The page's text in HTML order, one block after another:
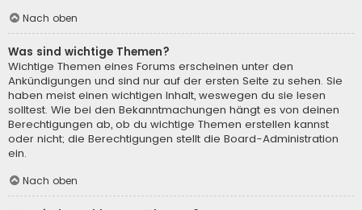
Nach oben
Was sind wichtige Themen?
Wichtige Themen eines Forums erscheinen unter den
Ankündigungen und sind nur auf der ersten Seite zu sehen. Sie
haben meist einen wichtigen Inhalt, weswegen du sie lesen
solltest. Wie bei den Bekanntmachungen hängt es von deinen
Berechtigungen ab, ob du wichtige Themen erstellen kannst
oder nicht; die Berechtigungen stellt die Board-Administration
ein.
Nach oben